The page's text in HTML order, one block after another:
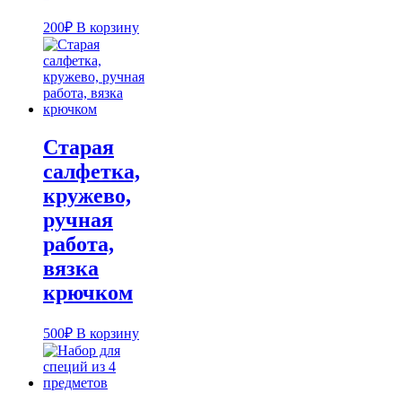
200₽ В корзину
Старая
салфетка,
кружево,
ручная
работа,
вязка
крючком
500₽ В корзину